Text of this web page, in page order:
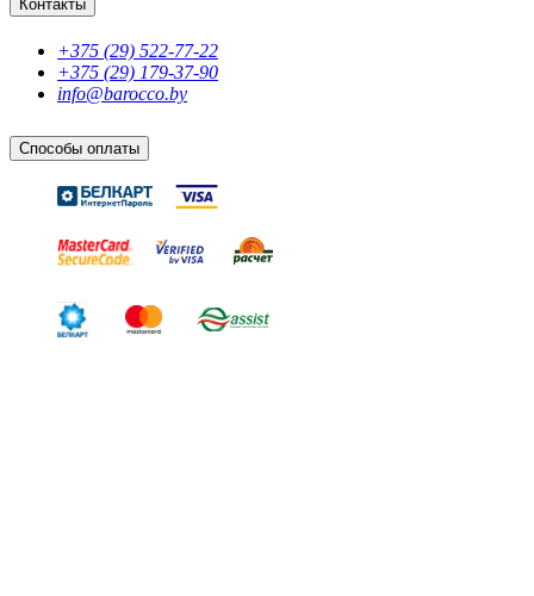
Контакты
+375 (29) 522-77-22
+375 (29) 179-37-90
info@barocco.by
Способы оплаты